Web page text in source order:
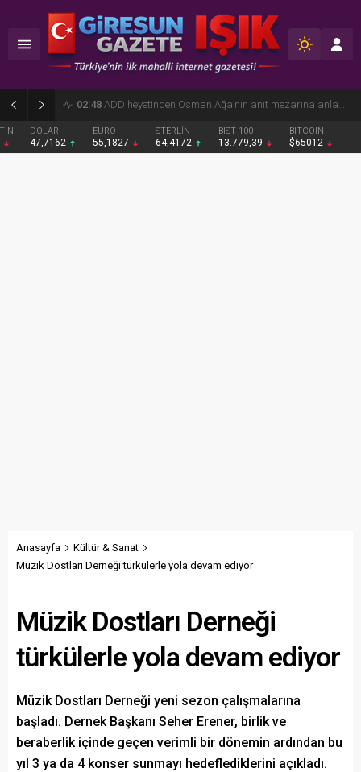
02:47 Espiye’de sezonun ilk fındıkları harmana indi
DOLAR
47,7162
EURO
55,1827
STERLİN
64,4172
BIST 100
13.779,39
BITCOIN
$65012
Anasayfa
Kültür & Sanat
Müzik Dostları Derneği türkülerle yola devam ediyor
Müzik Dostları Derneği
türkülerle yola devam ediyor
Müzik Dostları Derneği yeni sezon çalışmalarına
başladı. Dernek Başkanı Seher Erener, birlik ve
beraberlik içinde geçen verimli bir dönemin ardından bu
yıl 3 ya da 4 konser sunmayı hedeflediklerini açıkladı.